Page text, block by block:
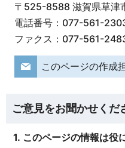
〒525-8588 滋賀県草津
電話番号：077-561-
ファクス：077-561-
このページの作成
ご意見をお聞かせくだ
1. このページの情報は役